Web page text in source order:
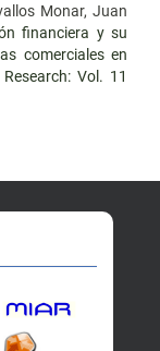
Monar, Juan
financiera y su
comerciales en
Vol. 11